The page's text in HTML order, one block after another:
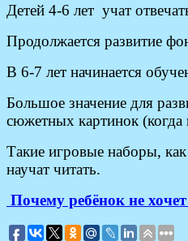
Детей 4-6 лет учат
Продолжается развитие
В 6-7 лет начинается
Большое значение для
сюжетных картинок (когда
Такие игровые наборы,
научат читать.
Почему ребёнок не